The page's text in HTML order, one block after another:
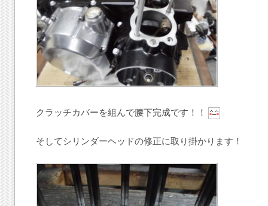
クラッチカバーを組んで腰下完成です！！
そしてシリンダーヘッドの修正に取り掛かります！